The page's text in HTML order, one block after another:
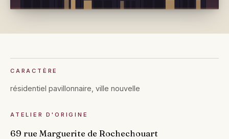
CARACTÈRE
résidentiel pavillonnaire, ville nouvelle
ATELIER D'ORIGINE
69 rue Marguerite de Rochechouart